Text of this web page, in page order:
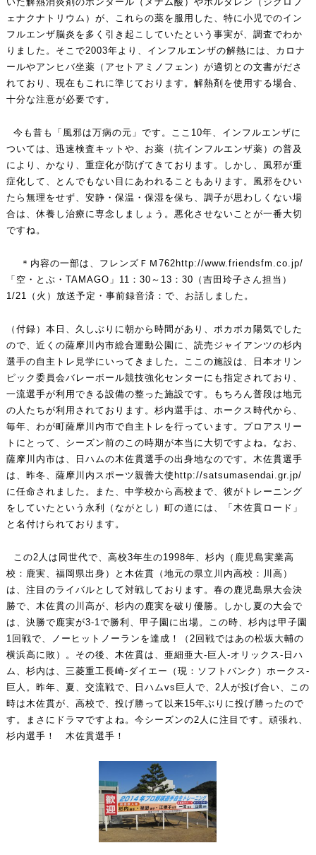
ェナクナトリウム）が、これらの薬を服用した、特に小児でのイン
フルエンザ脳炎を多く引き起こしていたという事実が、調査でわか
りました。そこで2003年より、インフルエンザの解熱には、カロナ
ールやアンヒバ坐薬（アセトアミノフェン）が適切との文書がださ
れており、現在もこれに準じております。解熱剤を使用する場合、
十分な注意が必要です。
今も昔も「風邪は万病の元」です。ここ10年、インフルエンザに
ついては、迅速検査キットや、お薬（抗インフルエンザ薬）の普及
により、かなり、重症化が防げてきております。しかし、風邪が重
症化して、とんでもない目にあわれることもあります。風邪をひい
たら無理をせず、安静・保温・保湿を保ち、調子が思わしくない場
合は、休養し治療に専念しましょう。悪化させないことが一番大切
ですね。
＊内容の一部は、フレンズＦＭ762 http://www.friendsfm.co.jp/
「空・とぶ・TAMAGO」11：30～13：30（吉田玲子さん担当）
1/21（火）放送予定・事前録音済：で、お話しました。
（付録）本日、久しぶりに朝から時間があり、ポカポカ陽気でした
ので、近くの薩摩川内市総合運動公園に、読売ジャイアンツの杉内
選手の自主トレ見学にいってきました。ここの施設は、日本オリン
ピック委員会バレーボール競技強化センターにも指定されており、
一流選手が利用できる設備の整った施設です。もちろん普段は地元
の人たちが利用されております。杉内選手は、ホークス時代から、
毎年、わが町薩摩川内市で自主トレを行っています。プロアスリー
トにとって、シーズン前のこの時期が本当に大切ですよね。なお、
薩摩川内市は、日ハムの木佐貫選手の出身地なのです。木佐貫選手
は、昨冬、薩摩川内スポーツ親善大使 http://satsumasendai.gr.jp/
に任命されました。また、中学校から高校まで、彼がトレーニング
をしていたという永利（ながとし）町の道には、「木佐貫ロード」
と名付けられております。
この2人は同世代で、高校3年生の1998年、杉内（鹿児島実業高
校：鹿実、福岡県出身）と木佐貫（地元の県立川内高校：川高）
は、注目のライバルとして対戦しております。春の鹿児島県大会決
勝で、木佐貫の川高が、杉内の鹿実を破り優勝。しかし夏の大会で
は、決勝で鹿実が3-1で勝利、甲子園に出場。この時、杉内は甲子園
1回戦で、ノーヒットノーランを達成！（2回戦ではあの松坂大輔の
横浜高に敗）。その後、木佐貫は、亜細亜大-巨人-オリックス-日ハ
ム、杉内は、三菱重工長崎-ダイエー（現：ソフトバンク）ホークス-
巨人。昨年、夏、交流戦で、日ハムvs巨人で、2人が投げ合い、この
時は木佐貫が、高校で、投げ勝って以来15年ぶりに投げ勝ったので
す。まさにドラマですよね。今シーズンの2人に注目です。頑張れ、
杉内選手！ 木佐貫選手！